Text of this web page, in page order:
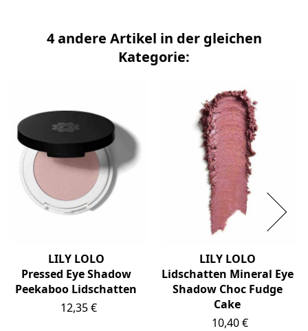
4 andere Artikel in der gleichen
Kategorie:
LILY LOLO
Pressed Eye Shadow
Peekaboo Lidschatten
Preis
12,35 €
LILY LOLO
Lidschatten Mineral Eye
Shadow Choc Fudge
Cake
Preis
10,40 €